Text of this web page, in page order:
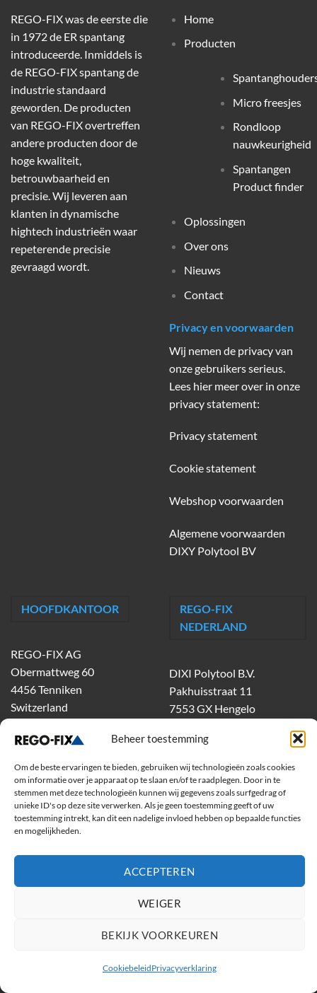
Beheer toestemming
Om de beste ervaringen te bieden, gebruiken wij technologieën zoals cookies
om informatie over je apparaat op te slaan en/of te raadplegen. Door in te
stemmen met deze technologieën kunnen wij gegevens zoals surfgedrag of
unieke ID's op deze site verwerken. Als je geen toestemming geeft of uw
toestemming intrekt, kan dit een nadelige invloed hebben op bepaalde functies
en mogelijkheden.
ACCEPTEREN
WEIGER
BEKIJK VOORKEUREN
CookiebeleidPrivacyverklaring
REGO-FIX was de eerste die
in 1972 de ER spantang
introduceerde. Inmiddels is
de REGO-FIX spantang de
industrie standaard
geworden. De producten
van REGO-FIX overtreffen
andere producten door de
hoge kwaliteit,
betrouwbaarheid en
precisie. Wij leveren aan
klanten in dynamische
hightech industrieën waar
repeterende precisie
gevraagd wordt.
Home
Producten
Micro freesjes
Rondloop
nauwkeurigheid
Spantangen
Product finder
Oplossingen
Over ons
Nieuws
Contact
Privacy en voorwaarden
Wij nemen de privacy van
onze gebruikers serieus.
Lees hier meer over in onze
privacy statement:
Privacy statement
Cookie statement
Webshop voorwaarden
Algemene voorwaarden
DIXY Polytool BV
HOOFDKANTOOR
REGO-FIX AG
Obermattweg 60
4456 Tenniken
Switzerland
REGO-FIX
NEDERLAND
DIXI Polytool B.V.
Pakhuisstraat 11
7553 GX Hengelo
dixiholland@dixi.com
www.dixipolytool.com
Volg ons op Youtube
Volg ons op Linkedin